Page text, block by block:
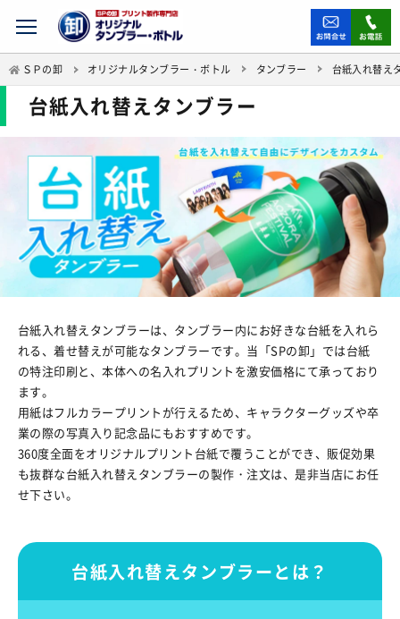
ＳＰの卸 オリジナルタンブラー・ボトル タンブラー 台紙入れ替え
台紙入れ替えタンブラー
台紙入れ替えタンブラーは、タンブラー内にお好きな台紙を入れら
れる、着せ替えが可能なタンブラーです。当「SPの卸」では台紙
の特注印刷と、本体への名入れプリントを激安価格にて承っており
ます。
用紙はフルカラープリントが行えるため、キャラクターグッズや卒
業の際の写真入り記念品にもおすすめです。
360度全面をオリジナルプリント台紙で覆うことができ、販促効果
も抜群な台紙入れ替えタンブラーの製作・注文は、是非当店にお任
せ下さい。
台紙入れ替えタンブラーとは？